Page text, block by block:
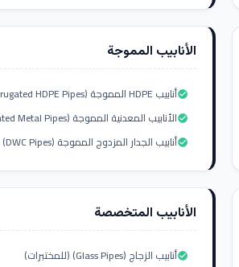
الأنابيب المموجة
أنابيب HDPE المموجة (Corrugated HDPE Pipes)check_circle
الأنابيب المعدنية المموجة (Corrugated Metal Pipes)check_circle
أنابيب الجدار المزدوج المموجة (DWC Pipes)check_circle
الأنابيب المتخصصة
أنابيب الزجاج (Glass Pipes) (للمختبرات)check_circle